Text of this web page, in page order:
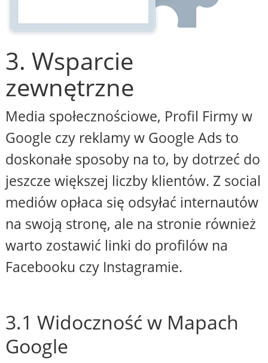
3. Wsparcie
zewnętrzne
Media społecznościowe, Profil Firmy w
Google czy reklamy w Google Ads to
doskonałe sposoby na to, by dotrzeć do
jeszcze większej liczby klientów. Z social
mediów opłaca się odsyłać internautów
na swoją stronę, ale na stronie również
warto zostawić linki do profilów na
Facebooku czy Instagramie.
3.1 Widoczność w Mapach
Google